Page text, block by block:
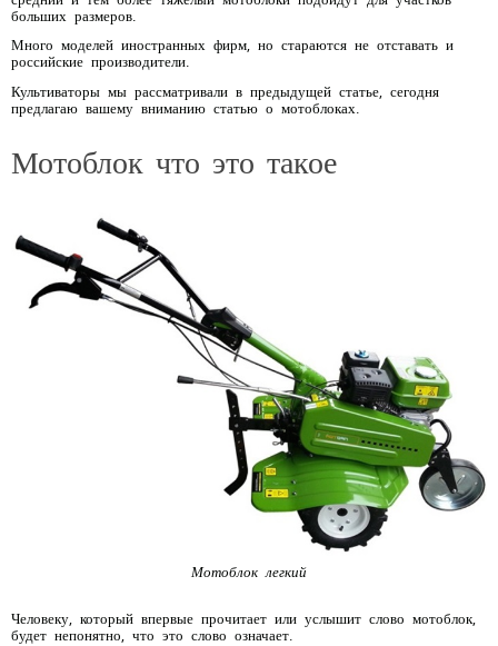
больших размеров.
Много моделей иностранных фирм, но стараются не отставать и
российские производители.
Культиваторы мы рассматривали в предыдущей статье, сегодня
предлагаю вашему вниманию статью о мотоблоках.
Мотоблок что это такое
Мотоблок легкий
Человеку, который впервые прочитает или услышит слово мотоблок,
будет непонятно, что это слово означает.